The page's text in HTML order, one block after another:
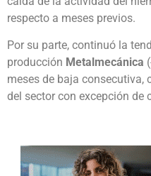
respecto a meses previos.
Por su parte, continuó la
producción Metalmecánica
meses de baja consecutiva,
del sector con excepción de